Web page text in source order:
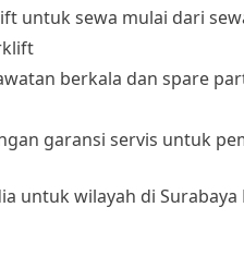
untuk sewa mulai dari
berkala dan spare
garansi servis untuk
untuk wilayah di